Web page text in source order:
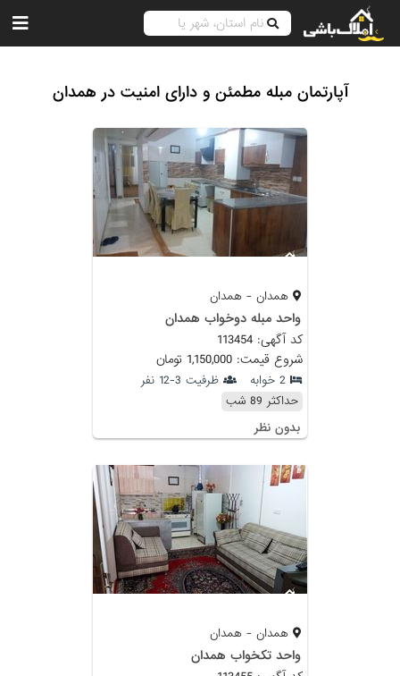
آپارتمان مبله مطمئن و دارای امنیت در همدان
همدان - همدان
واحد مبله دوخواب همدان
کد آگهی: 113454
شروع قیمت: 1,150,000 تومان
2 خوابه
ظرفیت 3-12 نفر
حداکثر 89 شب
بدون نظر
همدان - همدان
واحد تکخواب همدان